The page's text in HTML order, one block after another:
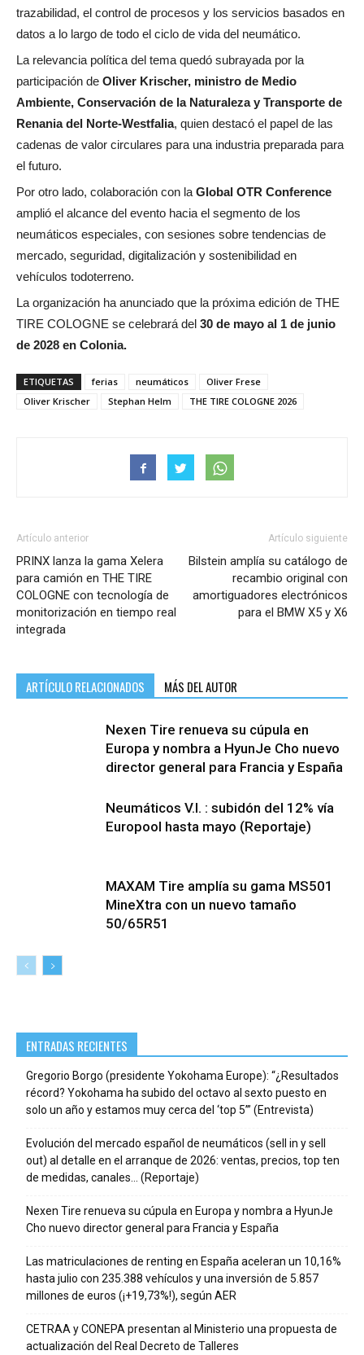
trazabilidad, el control de procesos y los servicios basados en
datos a lo largo de todo el ciclo de vida del neumático.
La relevancia política del tema quedó subrayada por la
participación de Oliver Krischer, ministro de Medio
Ambiente, Conservación de la Naturaleza y Transporte de
Renania del Norte-Westfalia, quien destacó el papel de las
cadenas de valor circulares para una industria preparada para
el futuro.
Por otro lado, colaboración con la Global OTR Conference
amplió el alcance del evento hacia el segmento de los
neumáticos especiales, con sesiones sobre tendencias de
mercado, seguridad, digitalización y sostenibilidad en
vehículos todoterreno.
La organización ha anunciado que la próxima edición de THE
TIRE COLOGNE se celebrará del 30 de mayo al 1 de junio
de 2028 en Colonia.
ETIQUETAS ferias neumáticos
Oliver Frese
Oliver Krischer
Stephan Helm THE TIRE COLOGNE 2026
Artículo anterior
PRINX lanza la gama Xelera
para camión en THE TIRE
COLOGNE con tecnología de
monitorización en tiempo real
integrada
Artículo siguiente
Bilstein amplía su catálogo de
recambio original con
amortiguadores electrónicos
para el BMW X5 y X6
ARTÍCULO RELACIONADOS MÁS DEL AUTOR
Nexen Tire renueva su cúpula en
Europa y nombra a HyunJe Cho nuevo
director general para Francia y España
Neumáticos V.I. : subidón del 12% vía
Europool hasta mayo (Reportaje)
MAXAM Tire amplía su gama MS501
MineXtra con un nuevo tamaño
50/65R51
ENTRADAS RECIENTES
Gregorio Borgo (presidente Yokohama Europe): “¿Resultados
récord? Yokohama ha subido del octavo al sexto puesto en
solo un año y estamos muy cerca del ‘top 5’” (Entrevista)
Evolución del mercado español de neumáticos (sell in y sell
out) al detalle en el arranque de 2026: ventas, precios, top ten
de medidas, canales… (Reportaje)
Nexen Tire renueva su cúpula en Europa y nombra a HyunJe
Cho nuevo director general para Francia y España
Las matriculaciones de renting en España aceleran un 10,16%
hasta julio con 235.388 vehículos y una inversión de 5.857
millones de euros (¡+19,73%!), según AER
CETRAA y CONEPA presentan al Ministerio una propuesta de
actualización del Real Decreto de Talleres